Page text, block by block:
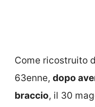
Come ricostruito
63enne, dopo
braccio, il 30